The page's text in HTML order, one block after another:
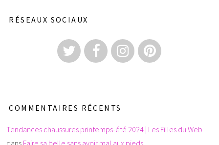
RÉSEAUX SOCIAUX
COMMENTAIRES RÉCENTS
Tendances chaussures printemps-été 2024 | Les Filles du Web
dans Faire sa belle sans avoir mal aux pieds